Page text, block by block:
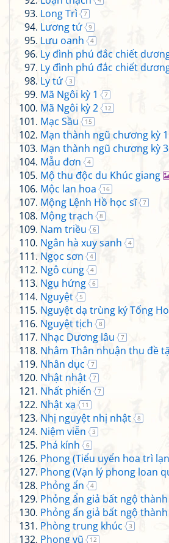
Long Trì 7
Lương tứ 9
Lưu oanh 4
Ly đình phú đắc chiết
Ly đình phú đắc chiết
Ly tứ 3
Mã Ngôi kỳ 1 7
Mã Ngôi kỳ 2 12
Mạc Sầu 15
Mạn thành ngũ chương kỳ 1
Mạn thành ngũ chương kỳ 3
Mẫu đơn 4
Mộ thu độc du Khúc giang
Mộc lan hoa 16
Mộng Lệnh Hồ học sĩ 7
Mộng trạch 8
Nam triều 6
Ngân hà xuy sanh 4
Ngọc sơn 4
Ngô cung 4
Ngụ hứng 6
Nguyệt 5
Nguyệt dạ trùng ký Tống
Nguyệt tịch 8
Nhạc Dương lâu 7
Nhâm Thân nhuận thu đề
Nhân dục 7
Nhật nhật 7
Nhất phiến 7
Nhật xạ 11
Nhị nguyệt nhị nhật 8
Niệm viễn 3
Phá kính 6
Phong (Tiểu uyển hoa trì
Phong (Vạn lý phong loan
Phỏng ẩn 4
Phỏng ẩn giả bất ngộ
Phỏng ẩn giả bất ngộ
Phòng trung khúc 3
Phong vũ 12